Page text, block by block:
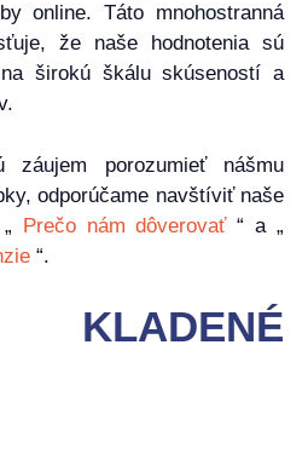
online. Táto mnohostranná
že naše hodnotenia sú
širokú škálu skúseností a
porozumieť nášmu
odporúčame navštíviť naše
Prečo nám dôverovať“ a „
“.